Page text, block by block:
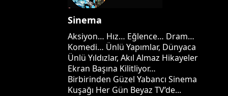
Sinema
Aksiyon… Hız… Eğlence… Dram…
Komedi… Ünlü Yapımlar, Dünyaca
Ünlü Yıldızlar, Akıl Almaz Hikayeler
Ekran Başına Kilitliyor…
Birbirinden Güzel Yabancı Sinema
Kuşağı Her Gün Beyaz TV’de...